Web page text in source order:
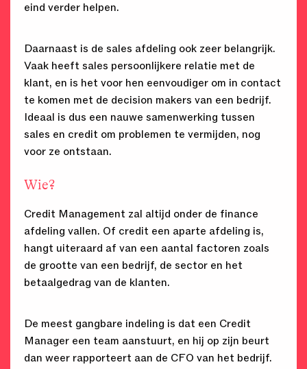
eind verder helpen.
Daarnaast is de sales afdeling ook zeer belangrijk.
Vaak heeft sales persoonlijkere relatie met de
klant, en is het voor hen eenvoudiger om in contact
te komen met de decision makers van een bedrijf.
Ideaal is dus een nauwe samenwerking tussen
sales en credit om problemen te vermijden, nog
voor ze ontstaan.
Wie?
Credit Management zal altijd onder de finance
afdeling vallen. Of credit een aparte afdeling is,
hangt uiteraard af van een aantal factoren zoals
de grootte van een bedrijf, de sector en het
betaalgedrag van de klanten.
De meest gangbare indeling is dat een Credit
Manager een team aanstuurt, en hij op zijn beurt
dan weer rapporteert aan de CFO van het bedrijf.